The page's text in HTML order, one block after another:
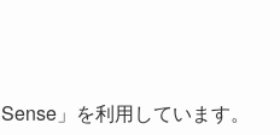
」を利用しています。